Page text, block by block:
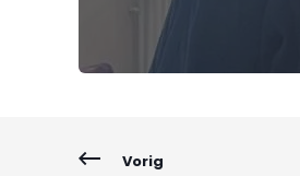
Vorig